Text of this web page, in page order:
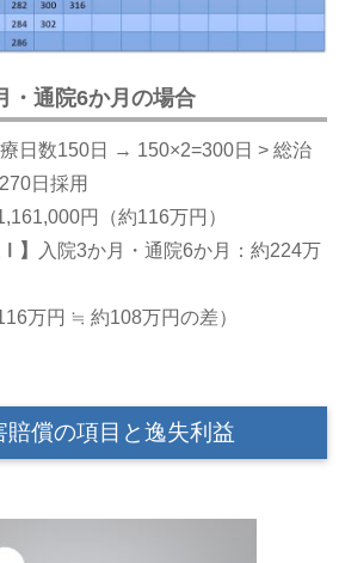
・通院6か月の場合
日数150日 → 150×2=300日 > 総治
日採用
円（約116万円）
】
入院3か月・通院6か月：約224万
万円 ≒ 約108万円の差）
賠償の項目と逸失利益